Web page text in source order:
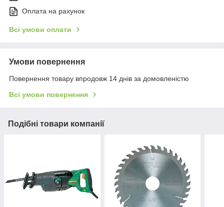
Оплата на рахунок
Всі умови оплати
Умови повернення
Повернення товару впродовж 14 днів за домовленістю
Всі умови повернення
Подібні товари компанії